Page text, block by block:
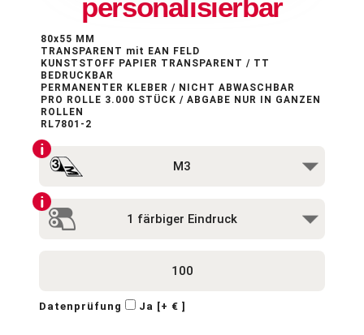
personalisierbar
80x55 MM
TRANSPARENT mit EAN FELD
KUNSTSTOFF PAPIER TRANSPARENT / TT
BEDRUCKBAR
PERMANENTER KLEBER / NICHT ABWASCHBAR
PRO ROLLE 3.000 STÜCK / ABGABE NUR IN GANZEN
ROLLEN
RL7801-2
Datenprüfung Ja [+ € ]